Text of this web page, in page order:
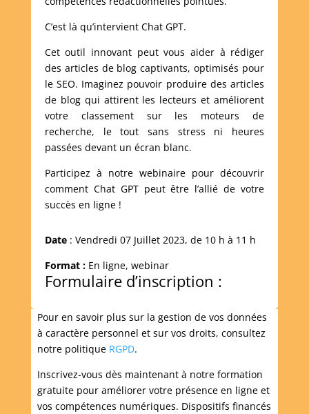
C’est là qu’intervient Chat GPT.
Cet outil innovant peut vous aider à rédiger
des articles de blog captivants, optimisés pour
le SEO. Imaginez pouvoir produire des articles
de blog qui attirent les lecteurs et améliorent
votre classement sur les moteurs de
recherche, le tout sans stress ni heures
passées devant un écran blanc.
Participez à notre webinaire pour découvrir
comment Chat GPT peut être l’allié de votre
succès en ligne !
Date: Vendredi 07 Juillet 2023, de 10 h à 11 h
Format :En ligne, webinar
Formulaire d’inscription :
Pour en savoir plus sur la gestion de vos données
à caractère personnel et sur vos droits, consultez
notre politique RGPD.
Inscrivez-vous dès maintenant à notre formation
gratuite pour améliorer votre présence en ligne et
vos compétences numériques. Dispositifs financés